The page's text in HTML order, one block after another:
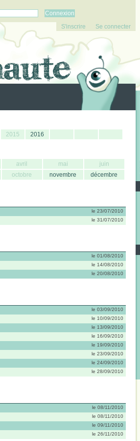
S'inscrire Se connecter
2015 2016
avril mai
juin
octobre novembre décembre
le 23/07/2010
le 31/07/2010
le 01/08/2010
le 14/08/2010
le 20/08/2010
le 03/09/2010
le 10/09/2010
le 13/09/2010
le 16/09/2010
le 19/09/2010
le 23/09/2010
le 24/09/2010
le 28/09/2010
le 08/11/2010
le 08/11/2010
le 09/11/2010
le 26/11/2010